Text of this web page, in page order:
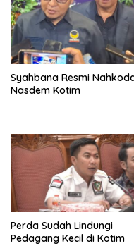
Syahbana Resmi
Nasdem Kotim
Perda Sudah Lindungi
Pedagang Kecil di Kotim